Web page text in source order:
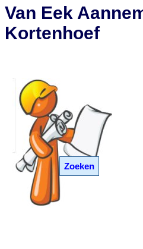
Zoeken
Van Eek
Kortenhoef